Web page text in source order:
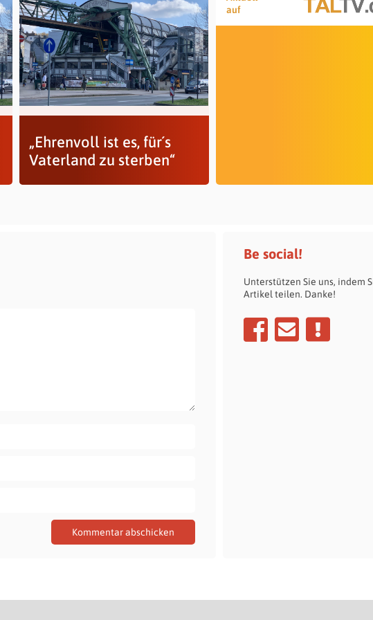
„Ehrenvoll ist es, für´s
Vaterland zu sterben“
auf
Be social!
Unterstützen Sie uns, indem
Artikel teilen. Danke!